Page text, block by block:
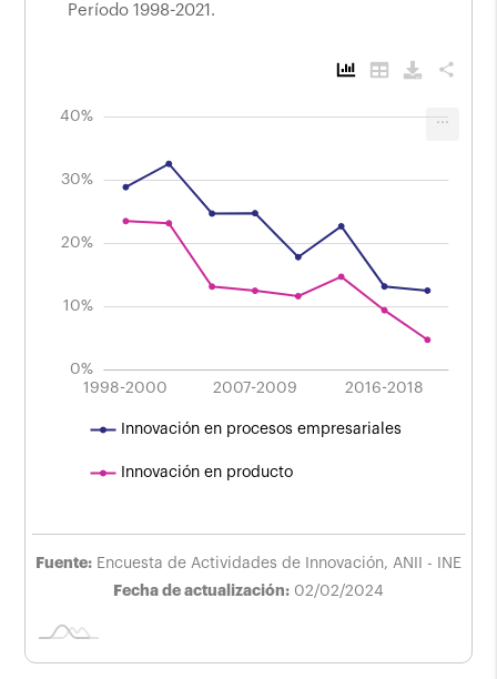
Período 1998-2021.
share
Evolución del tipo de innovación realizada
40%
0%
10%
20%
30%
40%
L
1998-2000
2004-2006
2010-2012 2016-2018
2007-2009
Innovación en procesos empresariales
Innovación en producto
Fuente: Encuesta de Actividades de Innovación, ANII - INE
Fecha de actualización: 02/02/2024
...